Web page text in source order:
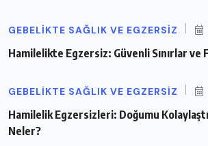
GEBELIKTE SAĞLIK VE EGZERSIZ
Hamilelikte Egzersiz: Güvenli Sınırlar ve
GEBELIKTE SAĞLIK VE EGZERSIZ
Hamilelik Egzersizleri: Doğumu
Neler?